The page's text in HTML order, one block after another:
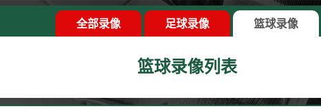
全部录像 足球录像 篮球录像
篮球录像列表